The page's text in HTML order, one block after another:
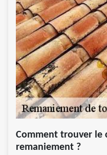
Comment trouver le
remaniement ?